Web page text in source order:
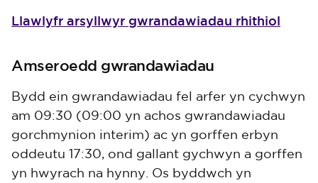
Llawlyfr arsyllwyr gwrandawiadau rhithiol
Amseroedd gwrandawiadau
Bydd ein gwrandawiadau fel arfer yn cychwyn
am 09:30 (09:00 yn achos gwrandawiadau
gorchmynion interim) ac yn gorffen erbyn
oddeutu 17:30, ond gallant gychwyn a gorffen
yn hwyrach na hynny. Os byddwch yn